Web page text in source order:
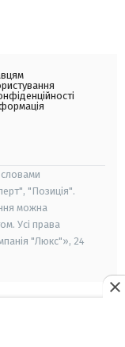
словами
"Позиція".
можна
Усі права
"Люкс"», 24